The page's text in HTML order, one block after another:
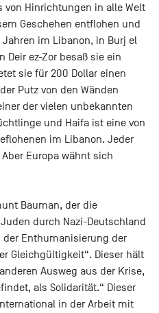
von Hinrichtungen in alle Welt
Geschehen entflohen und
im Libanon, in Burj el
Deir ez-Zor besaß sie ein
sie für 200 Dollar einen
Putz von den Wänden
der vielen unbekannten
und Haifa ist eine von
im Libanon. Jeder
Europa wähnt sich
Bauman, der die
durch Nazi-Deutschland
Enthumanisierung der
Gleichgültigkeit“. Dieser hält
Ausweg aus der Krise,
als Solidarität.“ Dieser
in der Arbeit mit